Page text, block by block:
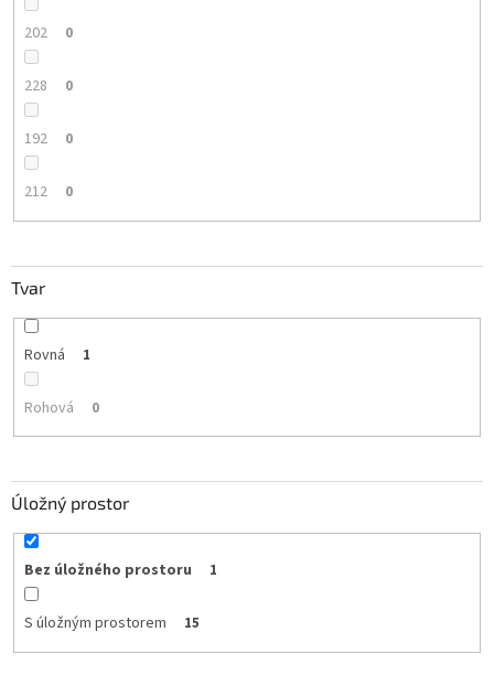
202 0
228 0
192 0
212 0
Tvar
Rovná 1
Rohová 0
Úložný prostor
Bez úložného prostoru 1
S úložným prostorem 15